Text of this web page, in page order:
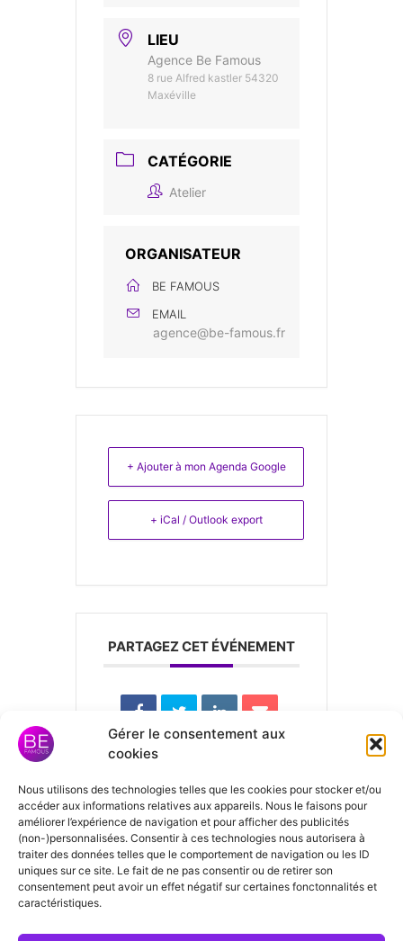
Gérer le consentement aux
cookies
Nous utilisons des technologies telles que les cookies pour stocker et/ou
accéder aux informations relatives aux appareils. Nous le faisons pour
améliorer l’expérience de navigation et pour afficher des publicités
(non-)personnalisées. Consentir à ces technologies nous autorisera à
traiter des données telles que le comportement de navigation ou les ID
uniques sur ce site. Le fait de ne pas consentir ou de retirer son
consentement peut avoir un effet négatif sur certaines fonctonnalités et
caractéristiques.
LIEU
Agence Be Famous
8 rue Alfred kastler 54320
Maxéville
CATÉGORIE
Atelier
ORGANISATEUR
BE FAMOUS
EMAIL
agence@be-famous.fr
+ Ajouter à mon Agenda Google
+ iCal / Outlook export
PARTAGEZ CET ÉVÉNEMENT
Laisser un
commentaire
Vous devez vous connecterpour
publier un commentaire.